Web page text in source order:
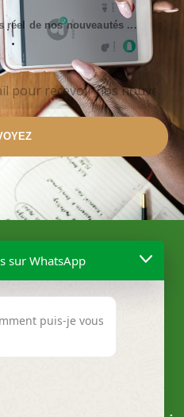
réel de nos nouveautés ...
sur WhatsApp
puis-je vous